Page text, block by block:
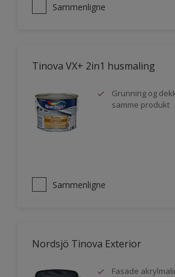
Sammenligne
Tinova VX+ 2in1 husmaling
Grunning og
samme produkt
Sammenligne
Nordsjö Tinova Exterior
Fasade